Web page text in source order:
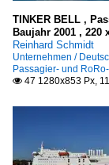
Malta
Mgarr
Norwegen
Meere,
2012
2013
2014
2017
TINKER BELL ,
Baujahr 2001 , 220
Reinhard Schmidt
Unternehmen /
Passagier- und
 47 1280x853 Px,